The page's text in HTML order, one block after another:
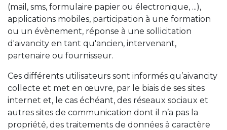
(mail, sms, formulaire papier ou électronique, ...),
applications mobiles, participation à une formation
ou un évènement, réponse à une sollicitation
d'aivancity en tant qu'ancien, intervenant,
partenaire ou fournisseur.
Ces différents utilisateurs sont informés qu’aivancity
collecte et met en œuvre, par le biais de ses sites
internet et, le cas échéant, des réseaux sociaux et
autres sites de communication dont il n’a pas la
propriété, des traitements de données à caractère